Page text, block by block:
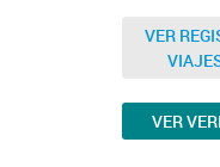
VER
VER